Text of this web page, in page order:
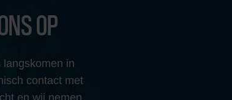
OP
in
contact met
en wij nemen